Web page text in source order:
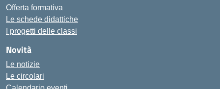
Offerta formativa
Le schede didattiche
I progetti delle classi
Novità
Le notizie
Le circolari